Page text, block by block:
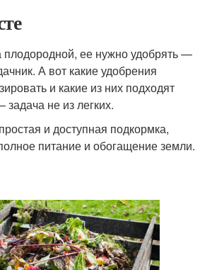
ее нужно удобрять —
А вот какие удобрения
и какие из них подходят
задача не из легких.
и доступная подкормка,
питание и обогащение земли.